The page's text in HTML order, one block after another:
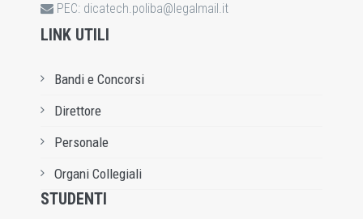
PEC: dicatech.poliba@legalmail.it
LINK UTILI
Bandi e Concorsi
Direttore
Personale
Organi Collegiali
STUDENTI